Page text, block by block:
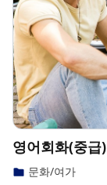
영어회화(중급)
문화/여가